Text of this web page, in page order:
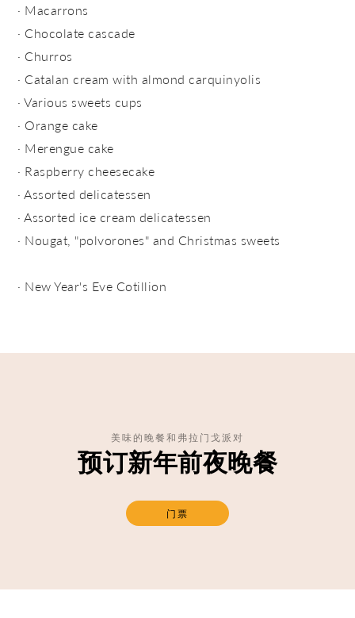
· Macarrons
· Chocolate cascade
· Churros
· Catalan cream with almond carquinyolis
· Various sweets cups
· Orange cake
· Merengue cake
· Raspberry cheesecake
· Assorted delicatessen
· Assorted ice cream delicatessen
· Nougat, "polvorones" and Christmas sweets
· New Year's Eve Cotillion
美味的晚餐和弗拉门戈派对
预订新年前夜晚餐
门票